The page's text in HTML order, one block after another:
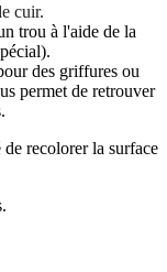
cuir.
trou à l'aide de la
des griffures ou
permet de retrouver
recolorer la surface